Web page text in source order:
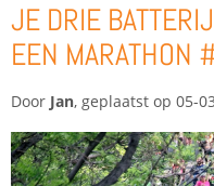
JE DRIE
EEN MARATHON
Door Jan, geplaatst op 05-